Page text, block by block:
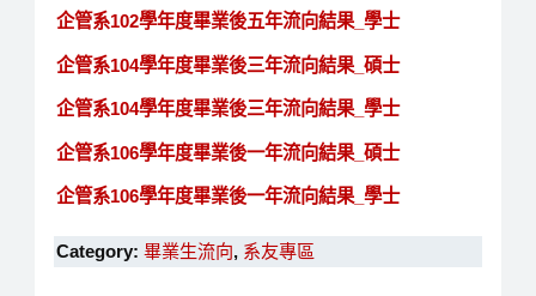
企管系102學年度畢業後五年流向結果_學士
企管系104學年度畢業後三年流向結果_碩士
企管系104學年度畢業後三年流向結果_學士
企管系106學年度畢業後一年流向結果_碩士
企管系106學年度畢業後一年流向結果_學士
Category: 畢業生流向, 系友專區